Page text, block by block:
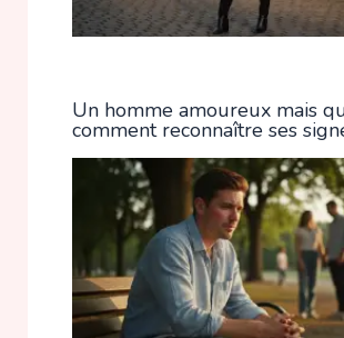
Un homme amoureux mais
comment reconnaître ses